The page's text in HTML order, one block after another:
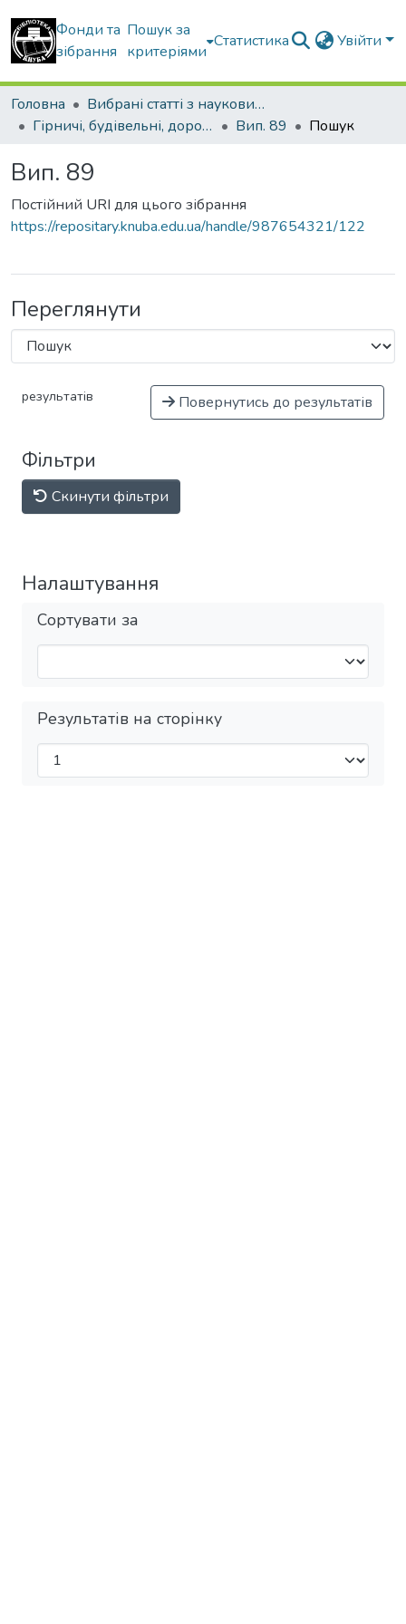
Фонди та
зібрання
Пошук за
критеріями
Статистика Увійти
Головна
Вибрані статті з наукових збірників КНУБА
Гірничі, будівельні, дорожні та меліоративні машини
Вип. 89 Пошук
Вип. 89
Постійний URI для цього зібрання
https://repositary.knuba.edu.ua/handle/987654321/122
Переглянути
результатів Повернутись до результатів
Фільтри
Скинути фільтри
Налаштування
Сортувати за
Результатів на сторінку